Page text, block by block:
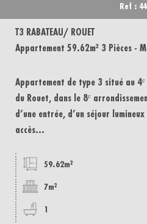
Ref :
T3 RABATEAU/ ROUET
Appartement 59.62m² 3 Pièces -
Appartement de type 3 situé au
du Rouet, dans le 8ᵉ
d’une entrée, d’un séjour
accès...
59.62m²
7m²
1